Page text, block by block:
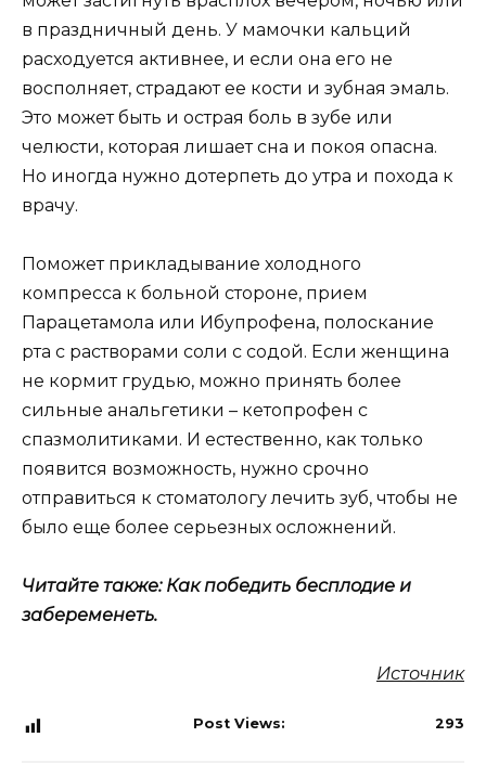
в праздничный день. У мамочки кальций
расходуется активнее, и если она его не
восполняет, страдают ее кости и зубная эмаль.
Это может быть и острая боль в зубе или
челюсти, которая лишает сна и покоя опасна.
Но иногда нужно дотерпеть до утра и похода к
врачу.
Поможет прикладывание холодного
компресса к больной стороне, прием
Парацетамола или Ибупрофена, полоскание
рта с растворами соли с содой. Если женщина
не кормит грудью, можно принять более
сильные анальгетики – кетопрофен с
спазмолитиками. И естественно, как только
появится возможность, нужно срочно
отправиться к стоматологу лечить зуб, чтобы не
было еще более серьезных осложнений.
Читайте также: Как победить бесплодие и
забеременеть.
Источник
Post Views: 293